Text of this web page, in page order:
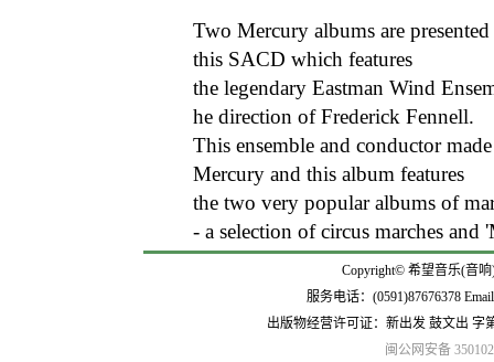
Two Mercury albums are
this SACD which features
the legendary Eastman Wind
he direction of Frederick Fennell.
This ensemble and conductor
Mercury and this album features
the two very popular albums of
- a selection of circus marches and
Copyright© 希望音乐(音
服务电话：(0591)87676378
出版物经营许可证：新出发 鼓文出
闽公网安备